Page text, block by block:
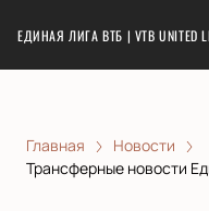
ЕДИНАЯ ЛИГА ВТБ | VTB UNITED
Главная
Новости
Трансферные новости